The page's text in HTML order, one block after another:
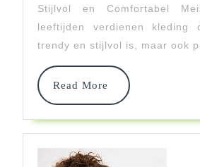
Grote
Maten
Voor
Elke
Stijl
Stijlvol en Comfortabel
leeftijden verdienen kleding
trendy en stijlvol is, maar ook
Read More
Read
More